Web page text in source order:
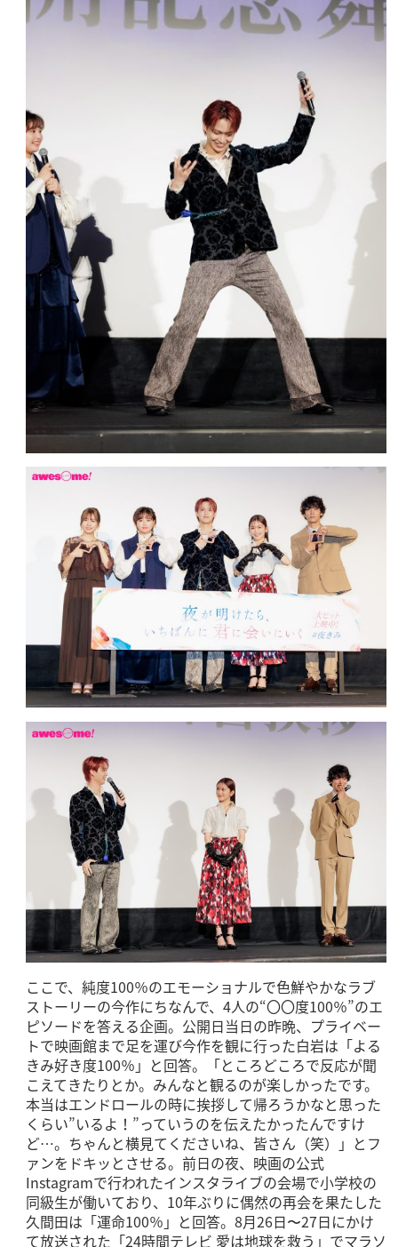
ここで、純度100％のエモーショナルで色鮮やかなラブ
ストーリーの今作にちなんで、4人の“〇〇度100％”のエ
ピソードを答える企画。公開日当日の昨晩、プライベー
トで映画館まで足を運び今作を観に行った白岩は「よる
きみ好き度100％」と回答。「ところどころで反応が聞
こえてきたりとか。みんなと観るのが楽しかったです。
本当はエンドロールの時に挨拶して帰ろうかなと思った
くらい”いるよ！”っていうのを伝えたかったんですけ
ど…。ちゃんと横見てくださいね、皆さん（笑）」とフ
ァンをドキッとさせる。前日の夜、映画の公式
Instagramで行われたインスタライブの会場で小学校の
同級生が働いており、10年ぶりに偶然の再会を果たした
久間田は「運命100％」と回答。8月26日〜27日にかけ
て放送された「24時間テレビ 愛は地球を救う」でマラソ